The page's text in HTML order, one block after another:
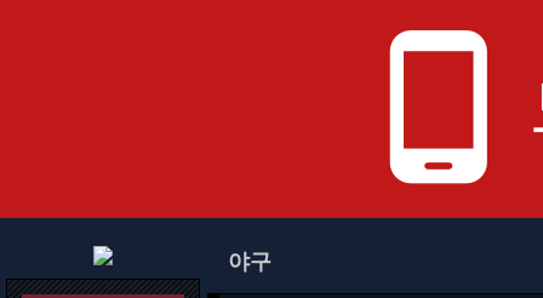
phone_android
야구